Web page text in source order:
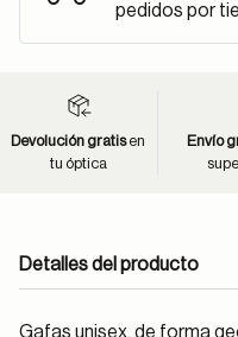
pedidos por
Devolución gratisen
tu óptica
Envío
Detalles del producto
Gafas unisex, de forma